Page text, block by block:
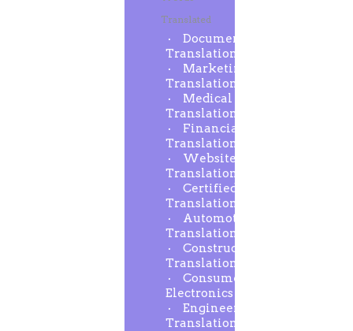
Translated
Document
Translation
Marketing
Translation
Medical
Translation
Financial
Translation
Website
Translation
Certified
Translation
Automotive
Translation
Construction
Translation
Consumer
Electronics
Engineering
Translation